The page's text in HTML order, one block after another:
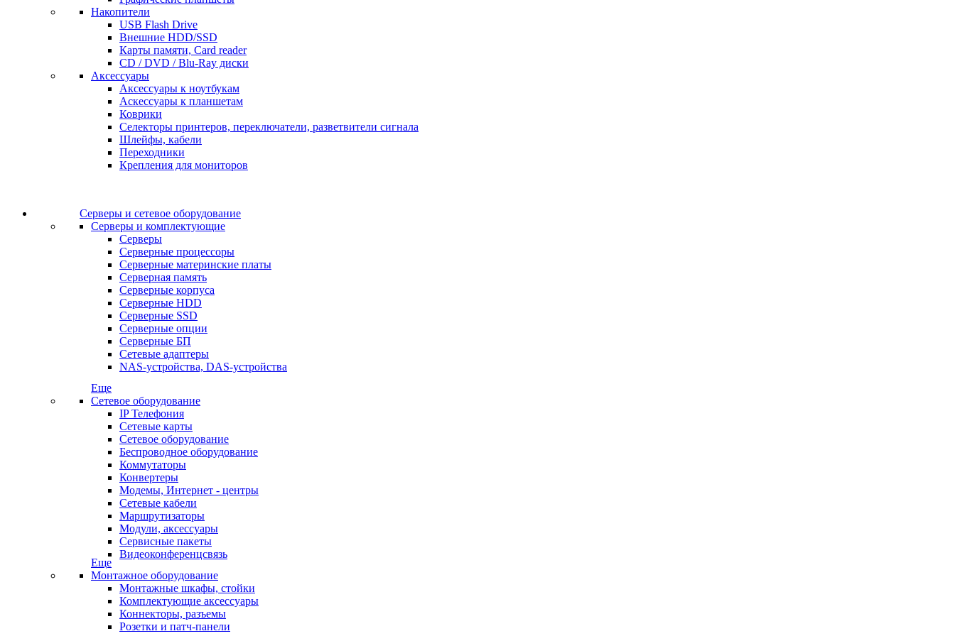
Накопители
USB Flash Drive
Внешние HDD/SSD
Карты памяти, Card reader
CD / DVD / Blu-Ray диски
Аксессуары
Аксессуары к ноутбукам
Аскессуары к планшетам
Коврики
Селекторы принтеров, переключатели, разветвители сигнала
Шлейфы, кабели
Переходники
Крепления для мониторов
Серверы и сетевое оборудование
Серверы и комплектующие
Серверы
Серверные процессоры
Серверные материнские платы
Серверная память
Серверные корпуса
Серверные HDD
Серверные SSD
Серверные опции
Серверные БП
Сетевые адаптеры
NAS-устройства, DAS-устройства
Еще
Сетевое оборудование
IP Телефония
Сетевые карты
Сетевое оборудование
Беспроводное оборудование
Коммутаторы
Конвертеры
Модемы, Интернет - центры
Сетевые кабели
Маршрутизаторы
Модули, аксессуары
Сервисные пакеты
Видеоконференцсвязь
Еще
Монтажное оборудование
Монтажные шкафы, стойки
Комплектующие аксессуары
Коннекторы, разъемы
Розетки и патч-панели